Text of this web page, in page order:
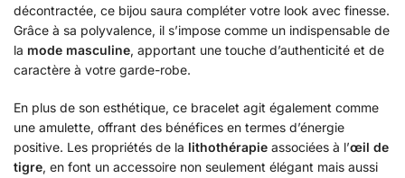
décontractée, ce bijou saura compléter votre look avec finesse.
Grâce à sa polyvalence, il s’impose comme un indispensable de
la mode masculine, apportant une touche d’authenticité et de
caractère à votre garde-robe.
En plus de son esthétique, ce bracelet agit également comme
une amulette, offrant des bénéfices en termes d’énergie
positive. Les propriétés de la lithothérapie associées à l’œil de
tigre, en font un accessoire non seulement élégant mais aussi